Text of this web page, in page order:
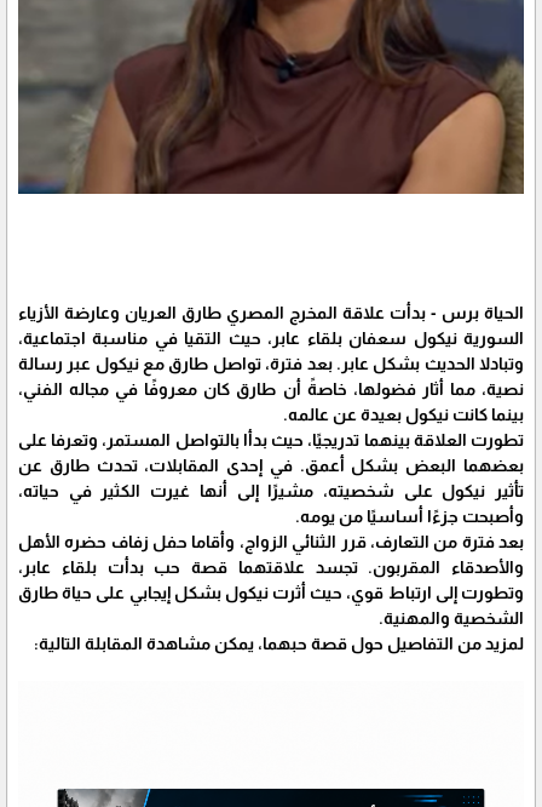
الحياة برس - بدأت علاقة المخرج المصري طارق العريان وعارضة الأزياء
السورية نيكول سعفان بلقاء عابر، حيث التقيا في مناسبة اجتماعية،
وتبادلا الحديث بشكل عابر. بعد فترة، تواصل طارق مع نيكول عبر رسالة
نصية، مما أثار فضولها، خاصةً أن طارق كان معروفًا في مجاله الفني،
بينما كانت نيكول بعيدة عن عالمه.
تطورت العلاقة بينهما تدريجيًا، حيث بدأا بالتواصل المستمر، وتعرفا على
بعضهما البعض بشكل أعمق. في إحدى المقابلات، تحدث طارق عن
تأثير نيكول على شخصيته، مشيرًا إلى أنها غيرت الكثير في حياته،
وأصبحت جزءًا أساسيًا من يومه.
بعد فترة من التعارف، قرر الثنائي الزواج، وأقاما حفل زفاف حضره الأهل
والأصدقاء المقربون. تجسد علاقتهما قصة حب بدأت بلقاء عابر،
وتطورت إلى ارتباط قوي، حيث أثرت نيكول بشكل إيجابي على حياة طارق
الشخصية والمهنية.
لمزيد من التفاصيل حول قصة حبهما، يمكن مشاهدة المقابلة التالية: